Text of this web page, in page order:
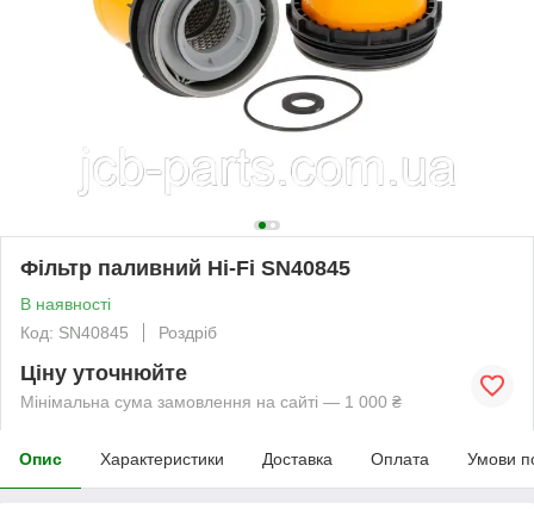
Фільтр паливний Hi-Fi SN40845
В наявності
Код: SN40845
Роздріб
Ціну уточнюйте
Мінімальна сума замовлення на сайті — 1 000 ₴
Опис Характеристики Доставка Оплата Умови